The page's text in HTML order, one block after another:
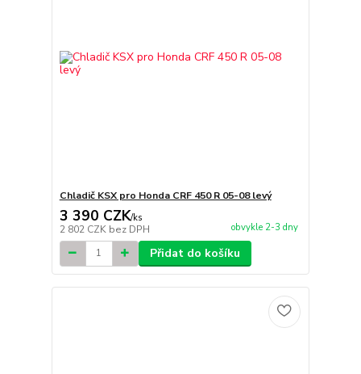
Chladič KSX pro Honda CRF 450 R 05-08 levý
3 390 CZK/ks
2 802 CZK bez DPH obvykle 2-3 dny
Přidat do košíku